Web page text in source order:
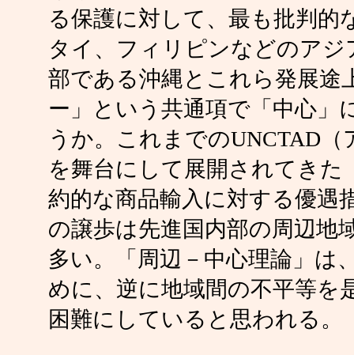
る保護に対して、最も批判
タイ、フィリピンなどのア
部である沖縄とこれら発展途
ー」という共通項で「中心」
うか。これまでのUNCTAD
を舞台にして展開されてきた
約的な商品輸入に対する優遇
の譲歩は先進国内部の周辺地
多い。「周辺－中心理論」は
めに、逆に地域間の不平等を
困難にしていると思われる。